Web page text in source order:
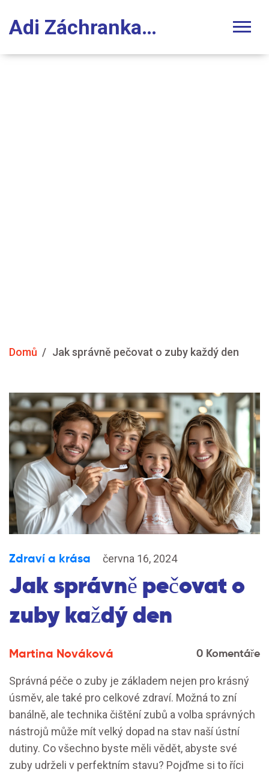
Adi Záchranka Stomatologie
Domů Jak správně pečovat o zuby každý den
Zdraví a krása června 16, 2024
Jak správně pečovat o
zuby každý den
Martina Nováková 0 Komentáře
Správná péče o zuby je základem nejen pro krásný
úsměv, ale také pro celkové zdraví. Možná to zní
banálně, ale technika čištění zubů a volba správných
nástrojů může mít velký dopad na stav naší ústní
dutiny. Co všechno byste měli vědět, abyste své
zuby udrželi v perfektním stavu? Pojďme si to říci